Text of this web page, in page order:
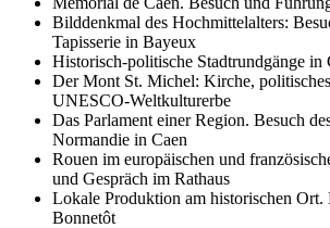
Bilddenkmal des Hochmittelalters:
Tapisserie in Bayeux
Historisch-politische Stadtrundgänge in
Der Mont St. Michel: Kirche,
UNESCO-Weltkulturerbe
Das Parlament einer Region. Besuch
Normandie in Caen
Rouen im europäischen und
und Gespräch im Rathaus
Lokale Produktion am historischen Ort.
Bonnetôt